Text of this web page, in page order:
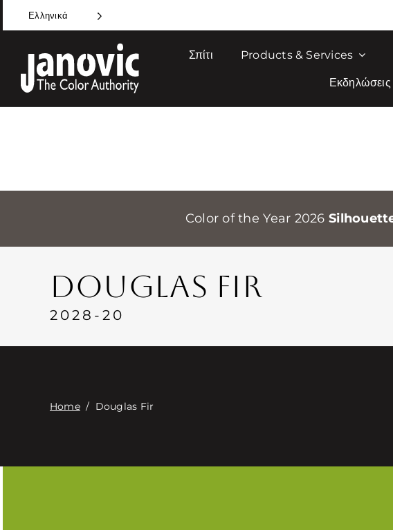
to
content
Ελληνικά
Σπίτι Products & Services
Εκδηλώσεις
Color of the Year 2026
DOUGLAS FIR
2028-20
Home/ Douglas Fir